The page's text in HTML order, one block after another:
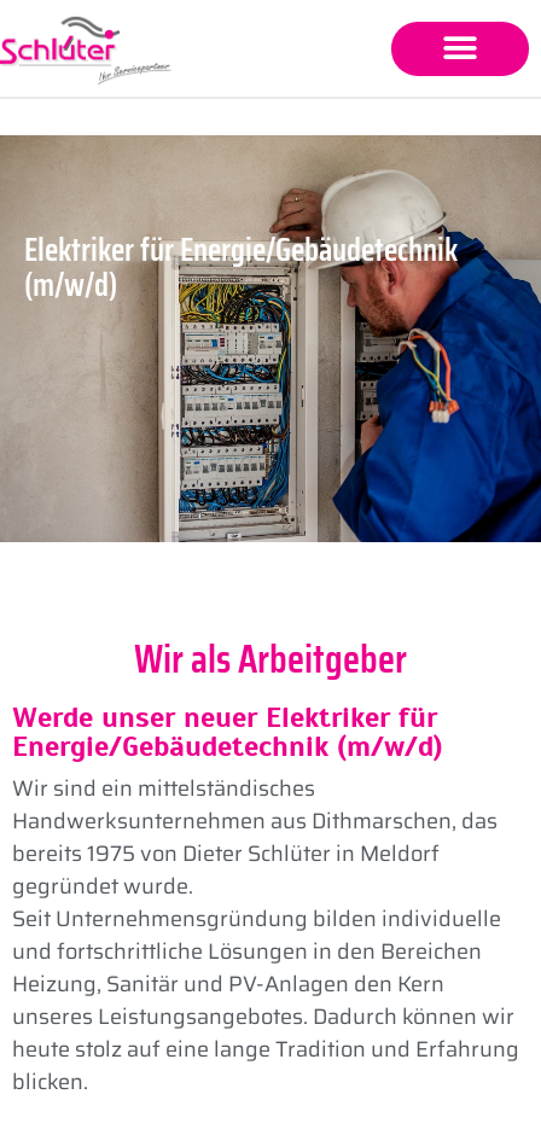
Elektriker für Energie/Gebäudetechnik
(m/w/d)
Wir als Arbeitgeber
Werde unser neuer Elektriker für
Energie/Gebäudetechnik (m/w/d)
Wir sind ein mittelständisches
Handwerksunternehmen aus Dithmarschen, das
bereits 1975 von Dieter Schlüter in Meldorf
gegründet wurde.
Seit Unternehmensgründung bilden individuelle
und fortschrittliche Lösungen in den Bereichen
Heizung, Sanitär und PV-Anlagen den Kern
unseres Leistungsangebotes. Dadurch können wir
heute stolz auf eine lange Tradition und Erfahrung
blicken.